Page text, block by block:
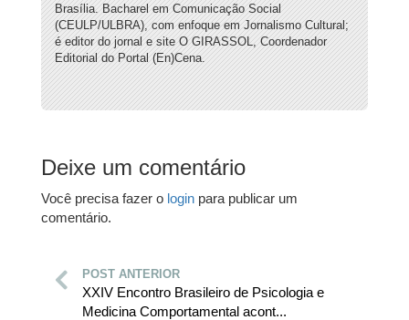
Brasília. Bacharel em Comunicação Social
(CEULP/ULBRA), com enfoque em Jornalismo Cultural;
é editor do jornal e site O GIRASSOL, Coordenador
Editorial do Portal (En)Cena.
Deixe um comentário
Você precisa fazer o login para publicar um
comentário.
POST ANTERIOR
XXIV Encontro Brasileiro de Psicologia e
Medicina Comportamental acont...